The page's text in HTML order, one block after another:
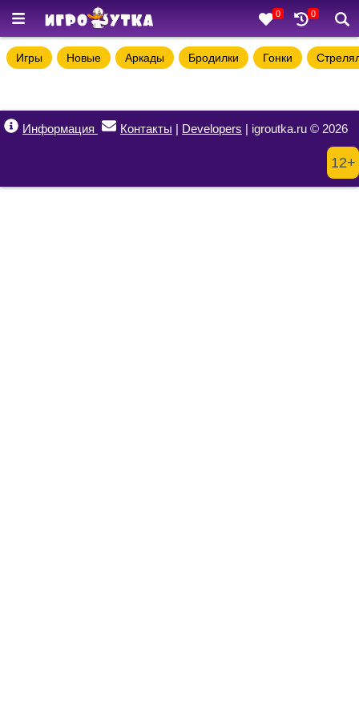
0 0
Игры Новые Аркады Бродилки Гонки
Информация Контакты | Developers | igroutka.ru © 2026
12+